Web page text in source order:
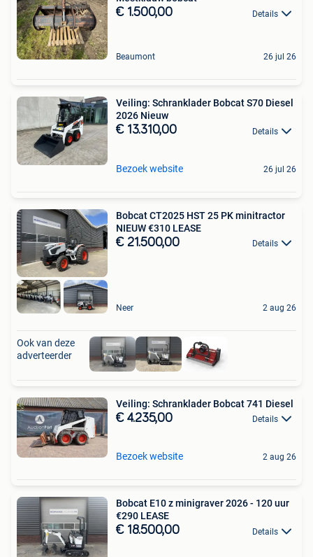
€ 1.500,00 Details
Beaumont 26 jul 26
Veiling: Schranklader Bobcat S70 Diesel
2026 Nieuw
€ 13.310,00 Details
Bezoek website 26 jul 26
Bobcat CT2025 HST 25 PK minitractor
NIEUW €310 LEASE
€ 21.500,00 Details
Neer 2 aug 26
Ook van deze
adverteerder
Veiling: Schranklader Bobcat 741 Diesel
€ 4.235,00 Details
Bezoek website 2 aug 26
Bobcat E10 z minigraver 2026 - 120 uur
€290 LEASE
€ 18.500,00 Details